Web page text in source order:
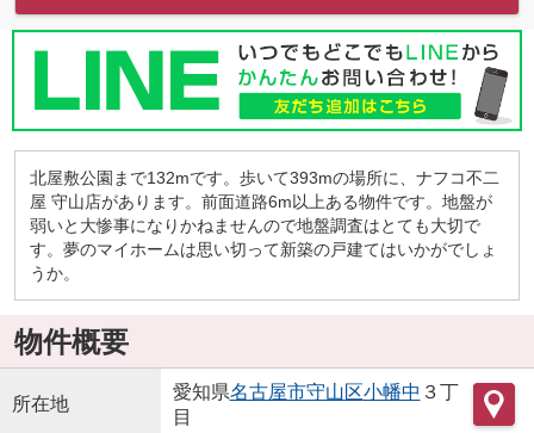
北屋敷公園まで132mです。歩いて393mの場所に、ナフコ不二
屋 守山店があります。前面道路6m以上ある物件です。地盤が
弱いと大惨事になりかねませんので地盤調査はとても大切で
す。夢のマイホームは思い切って新築の戸建てはいかがでしょ
うか。
物件概要
所在地
愛知県名古屋市守山区小幡中 ３丁
目